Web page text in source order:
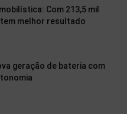
Com 213,5 mil
melhor resultado
geração de bateria com